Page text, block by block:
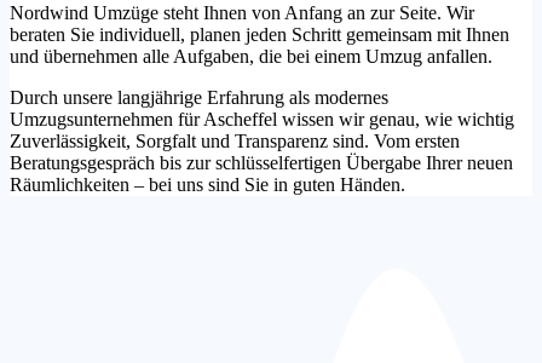
Nordwind Umzüge steht Ihnen von Anfang an zur Seite. Wir
beraten Sie individuell, planen jeden Schritt gemeinsam mit Ihnen
und übernehmen alle Aufgaben, die bei einem Umzug anfallen.
Durch unsere langjährige Erfahrung als modernes
Umzugsunternehmen für Ascheffel wissen wir genau, wie wichtig
Zuverlässigkeit, Sorgfalt und Transparenz sind. Vom ersten
Beratungsgespräch bis zur schlüsselfertigen Übergabe Ihrer neuen
Räumlichkeiten – bei uns sind Sie in guten Händen.